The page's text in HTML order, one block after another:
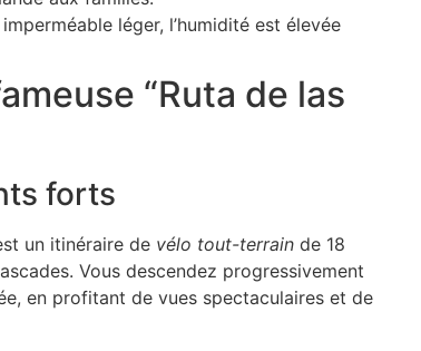
léger, l’humidité est élevée
“Ruta de las
forts
un itinéraire de vélo tout-terrain de 18
Vous descendez progressivement
en profitant de vues spectaculaires et de